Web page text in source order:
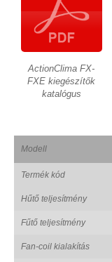
ActionClima FX-
FXE kiegészítők
katalógus
Modell
Termék kód
Hűtő teljesítmény
Fűtő teljesítmény
Fan-coil kialakítás